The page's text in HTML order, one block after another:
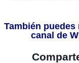
También
canal de